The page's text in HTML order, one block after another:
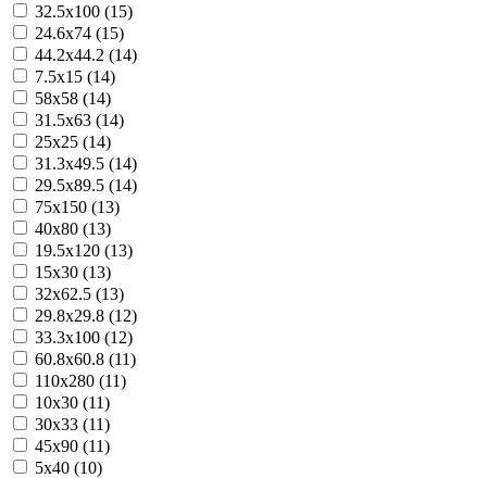
32.5x100 (15)
24.6x74 (15)
44.2x44.2 (14)
7.5x15 (14)
58x58 (14)
31.5x63 (14)
25x25 (14)
31.3x49.5 (14)
29.5x89.5 (14)
75x150 (13)
40x80 (13)
19.5x120 (13)
15x30 (13)
32x62.5 (13)
29.8x29.8 (12)
33.3x100 (12)
60.8x60.8 (11)
110x280 (11)
10x30 (11)
30x33 (11)
45x90 (11)
5x40 (10)